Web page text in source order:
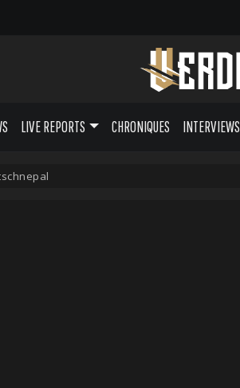
LIVE REPORTS CHRONIQUES INTERVIEWS